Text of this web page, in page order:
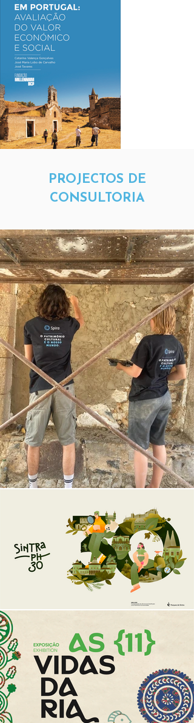
PROJECTOS DE
CONSULTORIA